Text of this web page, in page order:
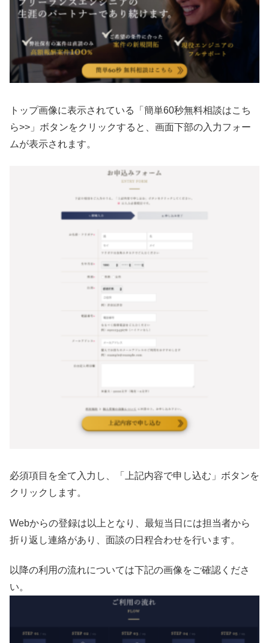
トップ画像に表示されている「簡単60秒無料相談はこち
ら>>」ボタンをクリックすると、画面下部の入力フォー
ムが表示されます。
必須項目を全て入力し、「上記内容で申し込む」ボタンを
クリックします。
Webからの登録は以上となり、最短当日には担当者から
折り返し連絡があり、面談の日程合わせを行います。
以降の利用の流れについては下記の画像をご確認くださ
い。